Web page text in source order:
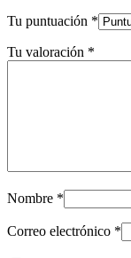
Tu puntuación *
Tu valoración *
Nombre *
Correo electrónico *